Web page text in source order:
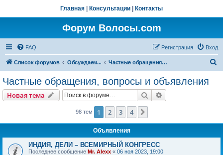
Главная Консультации Контакты
Форум Волосы.com
FAQ Вход
Регистрация
Список форумов Обсуждаем... Частные обращения, вопросы и объявления
Частные обращения, вопросы и объявления
Новая тема Поиск
98 тем 1 2 3 4
Объявления
ИНДИЯ, ДЕЛИ – ВСЕМИРНЫЙ КОНГРЕСС
Последнее сообщение Mr. Alexx « 06 ноя 2023, 19:00